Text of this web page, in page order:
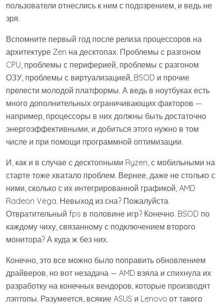
пользователи отнеслись к ним с подозрением, и ведь не
зря.
Вспомните первый год после релиза процессоров на
архитектуре Zen на десктопах. Проблемы с разгоном
CPU, проблемы с периферией, проблемы с разгоном
ОЗУ, проблемы с виртуализацией, BSOD и прочие
прелести молодой платформы. А ведь в ноутбуках есть
много дополнительных ограничивающих факторов —
например, процессоры в них должны быть достаточно
энергоэффективными, и добиться этого нужно в том
числе и при помощи программной оптимизации.
И, как и в случае с десктопными Ryzen, с мобильными на
старте тоже хватало проблем. Вернее, даже не столько с
ними, сколько с их интегрированной графикой, AMD
Radeon Vega. Невыход из сна? Пожалуйста.
Отвратительный fps в половине игр? Конечно. BSOD по
каждому чиху, связанному с подключением второго
монитора? А куда ж без них.
Конечно, это все можно было поправить обновлением
драйверов, но вот незадача — AMD взяла и спихнула их
разработку на конечных вендоров, которые производят
лэптопы. Разумеется, всякие ASUS и Lenovo от такого